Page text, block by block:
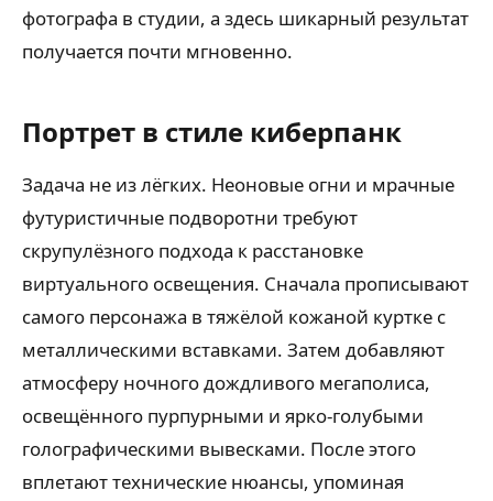
фотографа в студии, а здесь шикарный результат
получается почти мгновенно.
Портрет в стиле киберпанк
Задача не из лёгких. Неоновые огни и мрачные
футуристичные подворотни требуют
скрупулёзного подхода к расстановке
виртуального освещения. Сначала прописывают
самого персонажа в тяжёлой кожаной куртке с
металлическими вставками. Затем добавляют
атмосферу ночного дождливого мегаполиса,
освещённого пурпурными и ярко-голубыми
голографическими вывесками. После этого
вплетают технические нюансы, упоминая